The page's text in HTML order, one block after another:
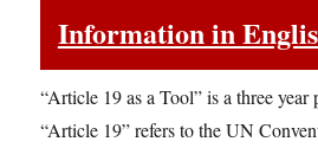
Information in
“Article 19 as a Tool” is a three year
“Article 19” refers to the UN